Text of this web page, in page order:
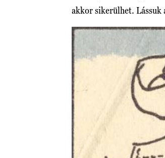
akkor sikerülhet. Lássuk